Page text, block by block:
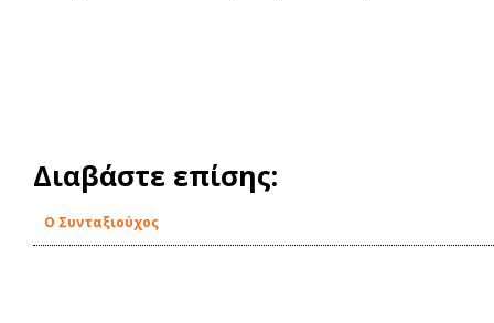
Διαβάστε επίσης:
Ο Συνταξιούχος